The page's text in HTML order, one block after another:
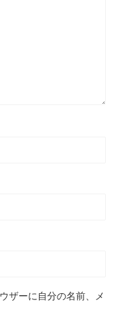
ザーに自分の名前、メ